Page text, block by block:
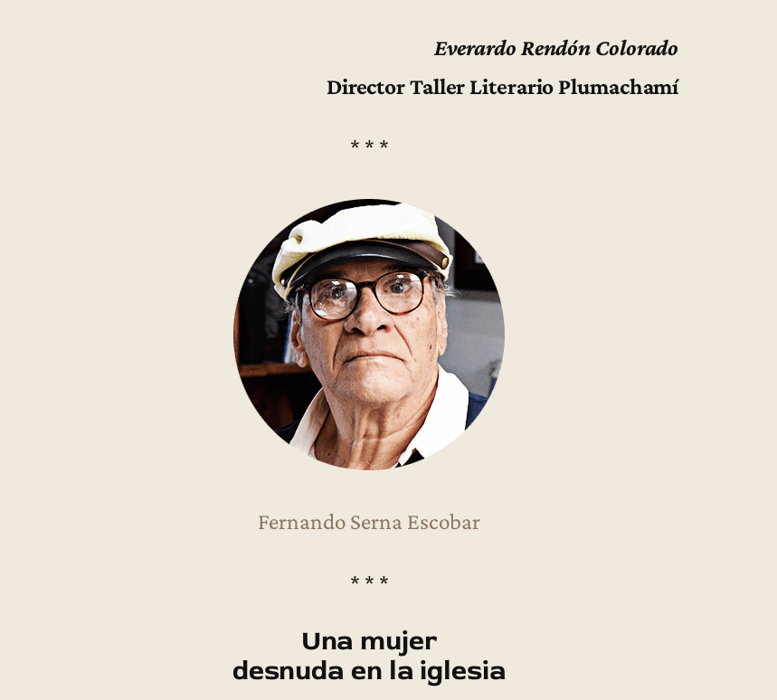
Everardo Rendón Colorado
Director Taller Literario Plumachamí
* * *
Fernando Serna Escobar
* * *
Una mujer
desnuda en la iglesia